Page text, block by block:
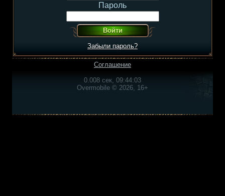
Пароль
Забыли пароль?
Соглашение
0.008 сек, 09:44:03
Overmobile © 2026, 16+